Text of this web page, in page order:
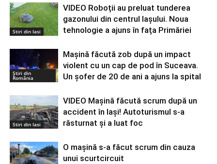
Stiri din Iasi
VIDEO Roboții au preluat tunderea
gazonului din centrul Iașului. Noua
tehnologie a ajuns în fața Primăriei
Știri din
România
Mașină făcută zob după un impact
violent cu un cap de pod în Suceava.
Un șofer de 20 de ani a ajuns la spital
Stiri din Iasi
VIDEO Mașină făcută scrum după un
accident în Iași! Autoturismul s-a
răsturnat și a luat foc
O mașină s-a făcut scrum din cauza
unui scurtcircuit